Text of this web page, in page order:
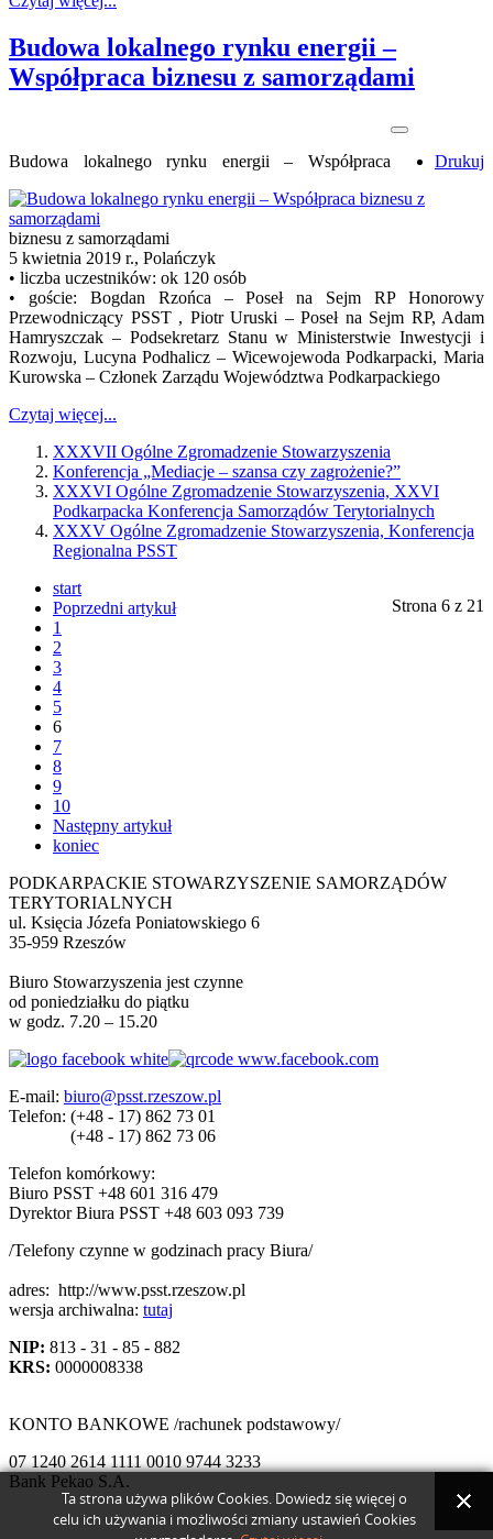
Budowa lokalnego rynku energii –
Współpraca biznesu z samorządami
Drukuj
Budowa lokalnego rynku energii – Współpraca
biznesu z samorządami
5 kwietnia 2019 r., Polańczyk
• liczba uczestników: ok 120 osób
• goście: Bogdan Rzońca – Poseł na Sejm RP Honorowy
Przewodniczący PSST , Piotr Uruski – Poseł na Sejm RP, Adam
Hamryszczak – Podsekretarz Stanu w Ministerstwie Inwestycji i
Rozwoju, Lucyna Podhalicz – Wicewojewoda Podkarpacki, Maria
Kurowska – Członek Zarządu Województwa Podkarpackiego
Czytaj więcej...
XXXVII Ogólne Zgromadzenie Stowarzyszenia
Konferencja „Mediacje – szansa czy zagrożenie?”
XXXVI Ogólne Zgromadzenie Stowarzyszenia, XXVI
Podkarpacka Konferencja Samorządów Terytorialnych
XXXV Ogólne Zgromadzenie Stowarzyszenia, Konferencja
Regionalna PSST
Strona 6 z 21
start
Poprzedni artykuł
1
2
3
4
5
6
7
8
9
10
Następny artykuł
koniec
PODKARPACKIE STOWARZYSZENIE SAMORZĄDÓW
TERYTORIALNYCH
ul. Księcia Józefa Poniatowskiego 6
35-959 Rzeszów
Biuro Stowarzyszenia jest czynne
od poniedziałku do piątku
w godz. 7.20 – 15.20
E-mail: biuro@psst.rzeszow.pl
Telefon: (+48 - 17) 862 73 01
(+48 - 17) 862 73 06
Telefon komórkowy:
Biuro PSST +48 601 316 479
Dyrektor Biura PSST +48 603 093 739
/Telefony czynne w godzinach pracy Biura/
adres: http://www.psst.rzeszow.pl
wersja archiwalna: tutaj
NIP: 813 - 31 - 85 - 882
KRS: 0000008338
KONTO BANKOWE /rachunek podstawowy/
07 1240 2614 1111 0010 9744 3233
Bank Pekao S.A.
Ta strona używa plików Cookies. Dowiedz się więcej o
celu ich używania i możliwości zmiany ustawień Cookies